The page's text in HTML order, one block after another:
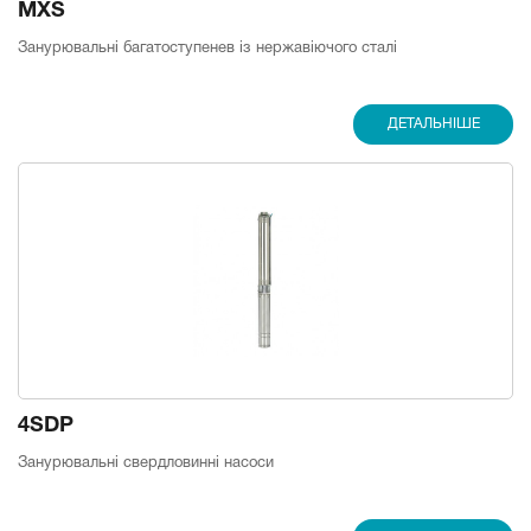
MXS
Занурювальні багатоступенев із нержавіючого сталі
ДЕТАЛЬНІШЕ
4SDP
Занурювальні свердловинні насоси